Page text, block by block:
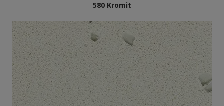
580 Kromit